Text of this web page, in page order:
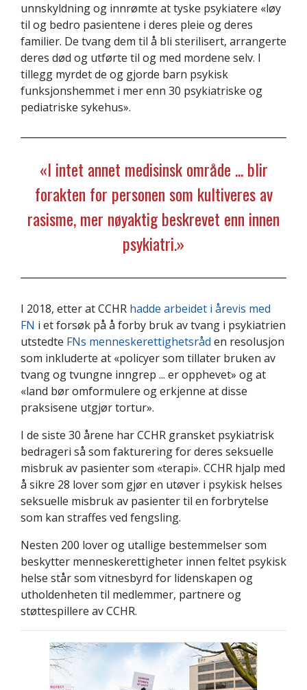
unnskyldning og innrømte at tyske psykiatere «løy
til og bedro pasientene i deres pleie og deres
familier. De tvang dem til å bli sterilisert, arrangerte
deres død og utførte til og med mordene selv. I
tillegg myrdet de og gjorde barn psykisk
funksjonshemmet i mer enn 30 psykiatriske og
pediatriske sykehus».
«I intet annet medisinsk område ... blir
forakten for personen som kultiveres av
rasisme, mer nøyaktig beskrevet enn innen
psykiatri.»
I 2018, etter at CCHR hadde arbeidet i årevis med
FN i et forsøk på å forby bruk av tvang i psykiatrien
utstedte FNs menneskerettighetsråd en resolusjon
som inkluderte at «policyer som tillater bruken av
tvang og tvungne inngrep ... er opphevet» og at
«land bør omformulere og erkjenne at disse
praksisene utgjør tortur».
I de siste 30 årene har CCHR gransket psykiatrisk
bedrageri så som fakturering for deres seksuelle
misbruk av pasienter som «terapi». CCHR hjalp med
å sikre 28 lover som gjør en utøver i psykisk helses
seksuelle misbruk av pasienter til en forbrytelse
som kan straffes ved fengsling.
Nesten 200 lover og utallige bestemmelser som
beskytter menneskerettigheter innen feltet psykisk
helse står som vitnesbyrd for lidenskapen og
utholdenheten til medlemmer, partnere og
støttespillere av CCHR.